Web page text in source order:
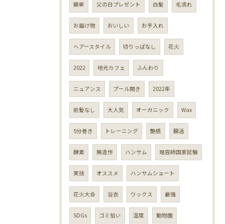
簡単 父の日プレゼント 白髪 毛流れ
お届け物 おいしい お手入れ
ヘアースタイル 切りっぱなし 花火
2022 地元カフェ ふんわり
ニュアンス プール開き 2022年
前髪なし 大人気 オーガニック Wax
5分巻き トレーニング 艶感 腸活
酵素 無造作 ハンサム 理容師国家試験
実技 オススメ ハンサムショート
花火大会 浴衣 ワックス 最強
SDGs ゴミ拾い 湿度 動物園